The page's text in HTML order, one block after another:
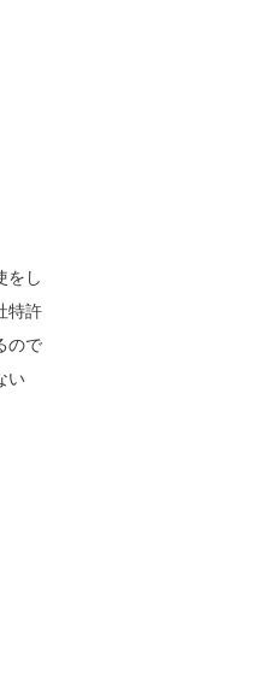
をし
特許
ので
い